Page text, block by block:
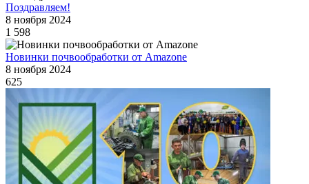
Поздравляем!
8 ноября 2024
1 598
Новинки почвообработки от Amazone
8 ноября 2024
625